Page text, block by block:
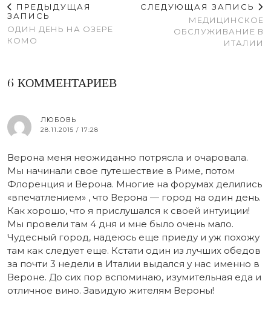
ПРЕДЫДУЩАЯ
ЗАПИСЬ
ОДИН ДЕНЬ НА ОЗЕРЕ
КОМО
СЛЕДУЮЩАЯ ЗАПИСЬ
МЕДИЦИНСКОЕ
ОБСЛУЖИВАНИЕ В
ИТАЛИИ
6 КОММЕНТАРИЕВ
ЛЮБОВЬ
28.11.2015 / 17:28
Верона меня неожиданно потрясла и очаровала.
Мы начинали свое путешествие в Риме, потом
Флоренция и Верона. Многие на форумах делились
«впечатлением» , что Верона — город на один день.
Как хорошо, что я прислушался к своей интуиции!
Мы провели там 4 дня и мне было очень мало.
Чудесный город, надеюсь еще приеду и уж похожу
там как следует еще. Кстати один из лучших обедов
за почти 3 недели в Италии выдался у нас именно в
Вероне. До сих пор вспоминаю, изумительная еда и
отличное вино. Завидую жителям Вероны!